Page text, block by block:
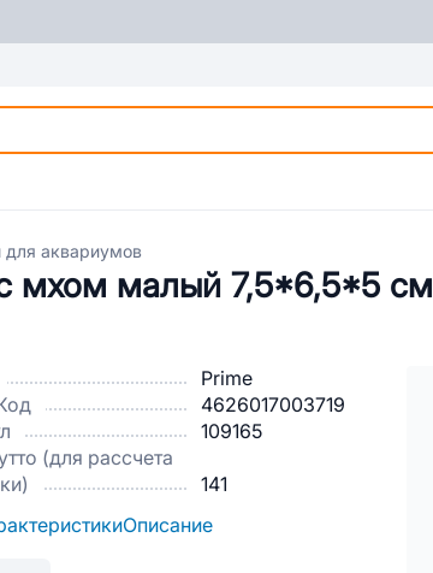
для аквариумов
с мхом малый 7,5*6,5*5 см
Prime
4626017003719
109165
(для рассчета
141
Описание